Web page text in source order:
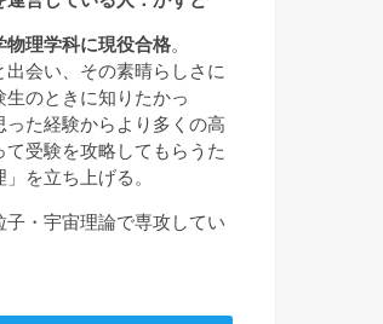
物理学科に現役合格。
会い、その素晴らしさに
のときに知りたかっ
った経験からより多くの高
受験を攻略してもらうた
を立ち上げる。
・宇宙理論で専攻してい